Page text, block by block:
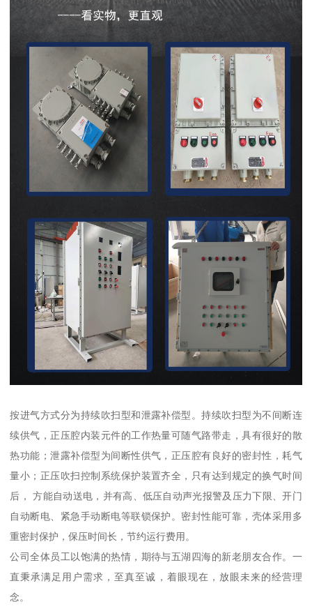
按进气方式分为持续吹扫型和泄露补偿型。持续吹扫型为不间断连
续供气，正压腔内装元件的工作热量可随气路带走，具有很好的散
热功能；泄露补偿型为间断性供气，正压腔有良好的密封性，耗气
量小；正压吹扫控制系统保护装置齐全，只有达到规定的换气时间
后， 方能自动送电，并有高、低压自动声光报警及压力下限、开门
自动断电、紧急手动断电等联锁保护。密封性能可靠，壳体采用多
重密封保护，保压时间长，节约运行费用。
公司全体员工以饱满的热情，期待与五湖四海的新老朋友合作。一
直秉承满足用户需求，至真至诚，着眼现在，放眼未来的经营理
念。